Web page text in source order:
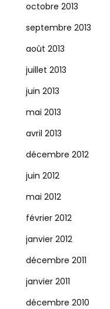
octobre 2013
septembre 2013
août 2013
juillet 2013
juin 2013
mai 2013
avril 2013
décembre 2012
juin 2012
mai 2012
février 2012
janvier 2012
décembre 2011
janvier 2011
décembre 2010